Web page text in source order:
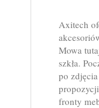
Axitech
Mowa
szkła.
po
fronty